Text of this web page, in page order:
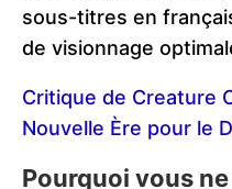
sous-titres en
de visionnage
Critique de Creature
Nouvelle Ère pour le
Pourquoi vous